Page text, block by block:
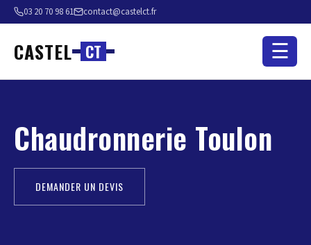
03 20 70 98 61 contact@castelct.fr
CASTEL CT ☰
Chaudronnerie Toulon
DEMANDER UN DEVIS